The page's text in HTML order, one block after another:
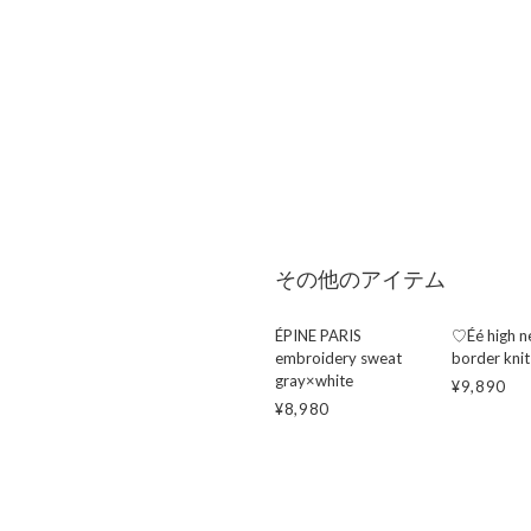
その他のアイテム
ÉPINE PARIS
embroidery sweat
gray×white
¥8,980
♡Éé high
border
¥9,890